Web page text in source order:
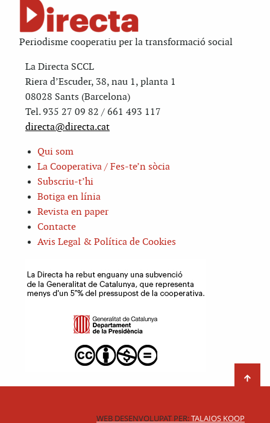
Periodisme cooperatiu per la transformació social
La Directa SCCL
Riera d’Escuder, 38, nau 1, planta 1
08028 Sants (Barcelona)
Tel. 935 27 09 82 / 661 493 117
directa@directa.cat
Qui som
La Cooperativa / Fes-te’n sòcia
Subscriu-t’hi
Botiga en línia
Revista en paper
Contacte
Avis Legal & Política de Cookies
WEB DESENVOLUPAT PER:TALAIOS KOOP